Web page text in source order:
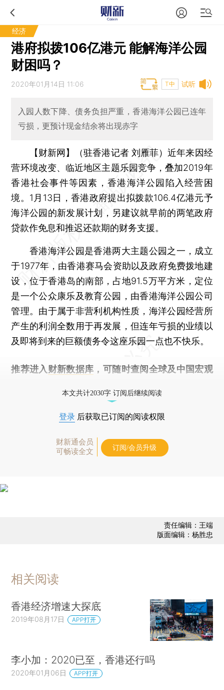
经济
港府拟拨106亿港元 能解海洋公园
财困吗？
试听
2020年01月14日 11:06 T中
入园人数下降、债务负担严重，香港海洋公园已连年
亏损，更预计现金结余将出现赤字
【财新网】（驻香港记者 刘雁菲）近年来因经
营环境改变、临近地区主题乐园竞争，叠加2019年
香港社会事件等因素，香港海洋公园陷入经营困
境。1月13日，香港政府提出拟拨款106.4亿港元予
海洋公园的新发展计划，另建议就早前的两笔政府
贷款作免息和推迟还款期的财务支援。
香港海洋公园是香港两大主题公园之一，成立
于1977年，由香港赛马会资助以及政府免费拨地建
设，位于香港岛的南部，占地91.5万平方米，定位
是一个公众康乐及教育公园，由香港海洋公园公司
管理。由于属于非营利机构性质，海洋公园经营所
产生的利润全数用于再发展，但连年亏损的业绩以
及即将到来的巨额债务令这座乐园一点也不快乐。
推荐进入 财新数据库 ，可随时查阅全球及中国宏观
本文共计2030字 订阅后继续阅读
登录 后获取已订阅的阅读权限
财新通会员
可畅读全文
订阅/会员升级
责任编辑：王端
版面编辑：杨胜忠
相关阅读
香港经济增速大探底
2019年08月17日 APP打开
李小加：2020已至，香港还行吗
2020年01月06日 APP打开